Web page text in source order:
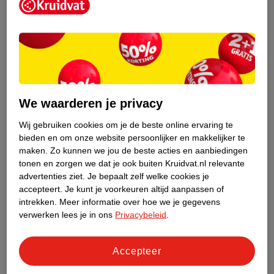
Makeup The Face Glue
Setting Spray
661
Maybelline New York
100ml
17.
99
Catrice Blend + Bond
Settingspray
55ml
499
We waarderen je privacy
Wij gebruiken cookies om je de beste online ervaring te
bieden en om onze website persoonlijker en makkelijker te
maken. Zo kunnen we jou de beste acties en aanbiedingen
tonen en zorgen we dat je ook buiten Kruidvat.nl relevante
advertenties ziet. Je bepaalt zelf welke cookies je
accepteert. Je kunt je voorkeuren altijd aanpassen of
intrekken.
Meer informatie over hoe we je gegevens
verwerken lees je in ons Privacybeleid
Accepteer